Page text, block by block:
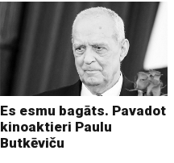
Es esmu bagāts. Pavadot
kinoaktieri Paulu
Butkēviču